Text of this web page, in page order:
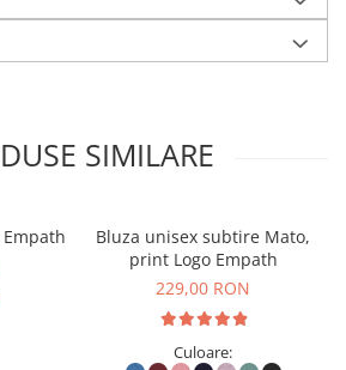
casual.
jeanși, pantaloni chinos sau
oferind un look relaxat și modern.
și mediul
SIMILARE
Bluza unisex subtire Mato,
print Logo Empath
229,00 RON
Culoare: